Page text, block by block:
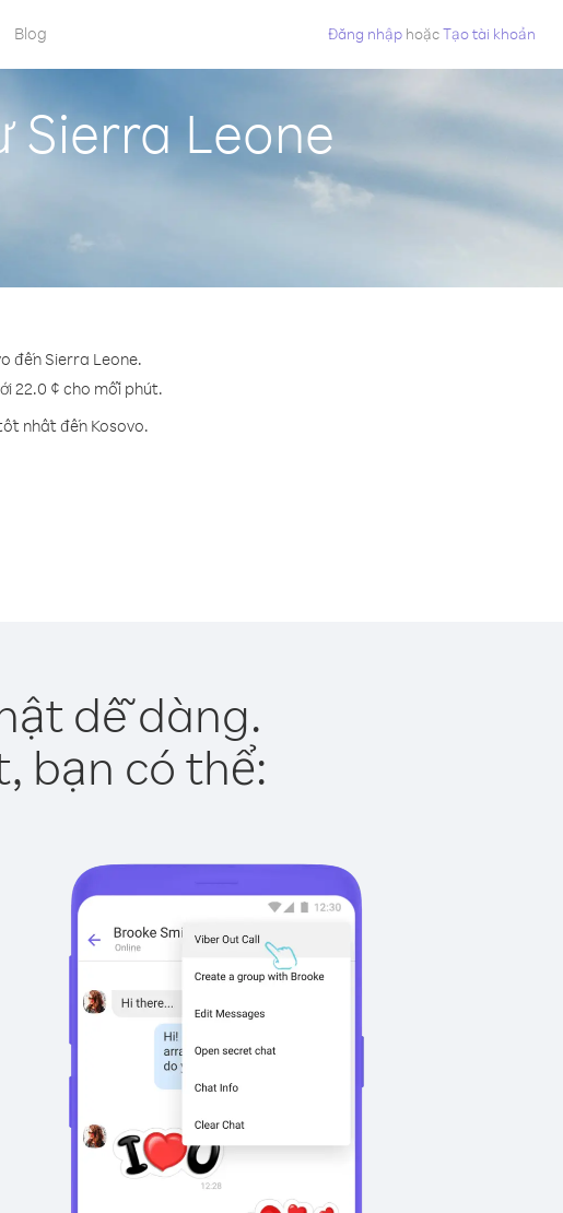
Blog Đăng nhập hoặcTạo tài khoản
Sierra Leone
đến Sierra Leone.
22.0 ¢ cho mỗi phút.
nhất đến Kosovo.
dễ dàng.
bạn có thể: